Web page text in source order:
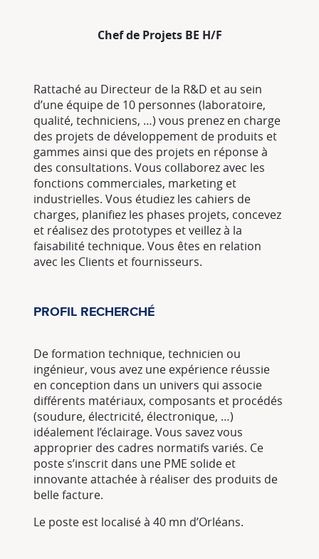
Chef de Projets BE H/F
Rattaché au Directeur de la R&D et au sein
d’une équipe de 10 personnes (laboratoire,
qualité, techniciens, …) vous prenez en charge
des projets de développement de produits et
gammes ainsi que des projets en réponse à
des consultations. Vous collaborez avec les
fonctions commerciales, marketing et
industrielles. Vous étudiez les cahiers de
charges, planifiez les phases projets, concevez
et réalisez des prototypes et veillez à la
faisabilité technique. Vous êtes en relation
avec les Clients et fournisseurs.
PROFIL RECHERCHÉ
De formation technique, technicien ou
ingénieur, vous avez une expérience réussie
en conception dans un univers qui associe
différents matériaux, composants et procédés
(soudure, électricité, électronique, …)
idéalement l’éclairage. Vous savez vous
approprier des cadres normatifs variés. Ce
poste s’inscrit dans une PME solide et
innovante attachée à réaliser des produits de
belle facture.
Le poste est localisé à 40 mn d’Orléans.